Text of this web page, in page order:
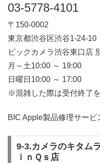
03-5778-4101
〒150-0002
東京都渋谷区渋谷1-24-10
ビックカメラ渋谷東口店
月～土10:00 ～ 19:00
日曜日10:00 ～ 17:00
※混雑した際は受付終了
BIC Apple製品修理サービ
9-3.カメラのキタム
ｉｎＱｓ店